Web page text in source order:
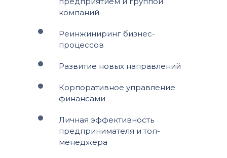
компаний
Реинжиниринг бизнес-
процессов
Развитие новых направлений
Корпоративное управление
финансами
Личная эффективность
предпринимателя и топ-
менеджера